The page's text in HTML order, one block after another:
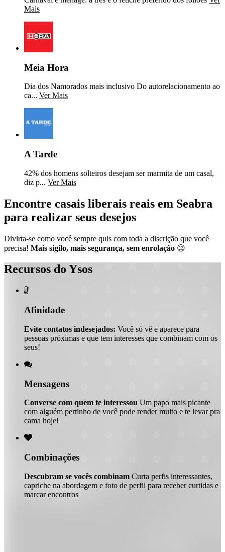
Mais
Meia Hora
Dia dos Namorados mais inclusivo Do autorelacionamento ao
ca... Ver Mais
A Tarde
42% dos homens solteiros desejam ser marmita de um casal,
diz p... Ver Mais
Encontre casais liberais reais em Seabra
para realizar seus desejos
Divirta-se como você sempre quis com toda a discrição que você
precisa! Mais sigilo, mais segurança, sem enrolação 😉
Recursos do Ysos

Afinidade
Evite contatos indesejados: Você só vê e aparece para
pessoas próximas e que tem interesses que combinam com os
seus!

Mensagens
Converse com quem te interessou Um papo mais picante
com alguém pertinho de você pode render muito e te levar pra
cama hoje!

Combinações
Descubram se vocês combinam Curta perfis interessantes,
capriche na abordagem e foto de perfil para receber curtidas e
marcar encontros